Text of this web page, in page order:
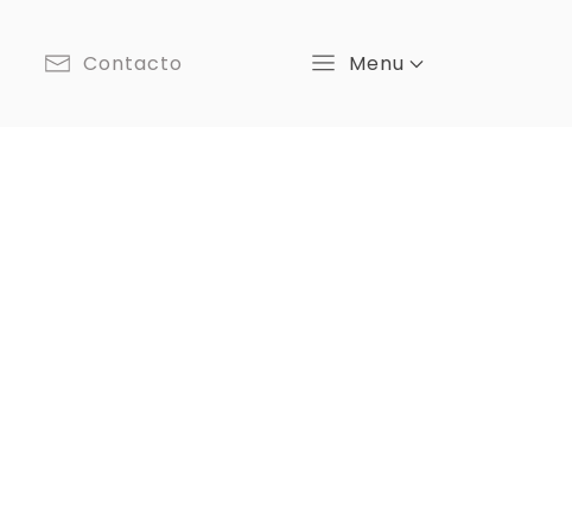
Contacto Menu